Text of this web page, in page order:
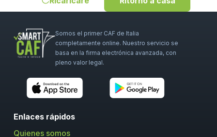
Somos el primer CAF de Italia
completamente online. Nuestro servicio se
basa en la firma electrónica avanzada, con
pleno valor legal.
Enlaces rápidos
Quienes somos